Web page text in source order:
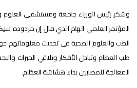
وشكر رئيس الوزراء جامعة ومستشفى العلوم
المؤتمر العلمي الهام الذي قال إن مردوده
الطب والعلوم الصحية في تحديث معلوماتهم
طب العظام وتبادل الأفكار وتلاقي الخبرات
المعالجة للمصابين بداء هشاشة العظام.